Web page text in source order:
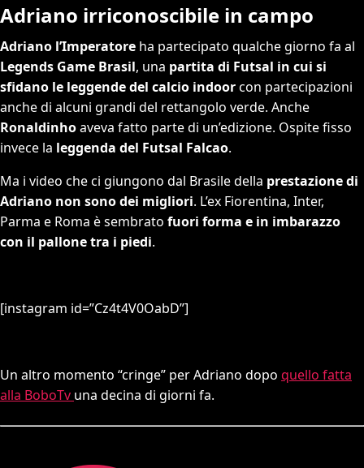
Adriano irriconoscibile in campo
Adriano l’Imperatore ha partecipato qualche giorno fa al
Legends Game Brasil, una partita di Futsal in cui si
sfidano le leggende del calcio indoorcon partecipazioni
anche di alcuni grandi del rettangolo verde. Anche
Ronaldinhoaveva fatto parte di un’edizione. Ospite fisso
invece la leggenda del Futsal Falcao.
Ma i video che ci giungono dal Brasile della prestazione di
Adriano non sono dei migliori. L’ex Fiorentina, Inter,
Parma e Roma è sembrato fuori forma e in imbarazzo
con il pallone tra i piedi.
[instagram id=”Cz4t4V0OabD”]
Un altro momento “cringe” per Adriano dopo quello fatta
alla BoboTv una decina di giorni fa.